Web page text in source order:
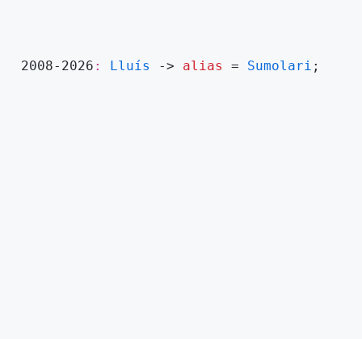
2008-2026 Lluís -> alias = Sumolari ;